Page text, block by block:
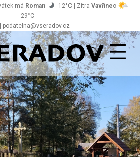
podatelna@vseradov.cz
má Roman 12°C | Zítra Vavřinec
29°C